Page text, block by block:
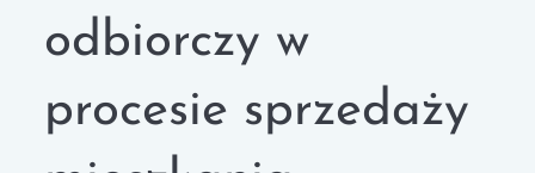
odbiorczy w
procesie sprzedaży